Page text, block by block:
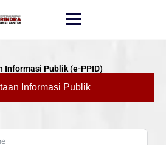
Informasi Publik (e-PPID)
Informasi Publik